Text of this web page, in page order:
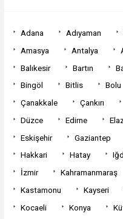
Adana Adıyaman
Amasya
Antalya
Balıkesir
Bartın
Bingöl
Bitlis Bolu
Çanakkale
Çankırı
Düzce
Edirne
Eskişehir
Gaziantep
Hakkari
Hatay
İzmir
Kahramanmaraş
Kastamonu
Kayseri
Kocaeli
Konya